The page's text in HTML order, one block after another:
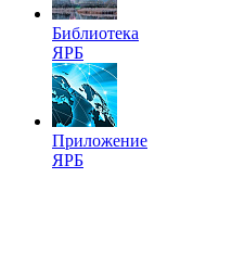
Библиотека
ЯРБ
Приложение
ЯРБ